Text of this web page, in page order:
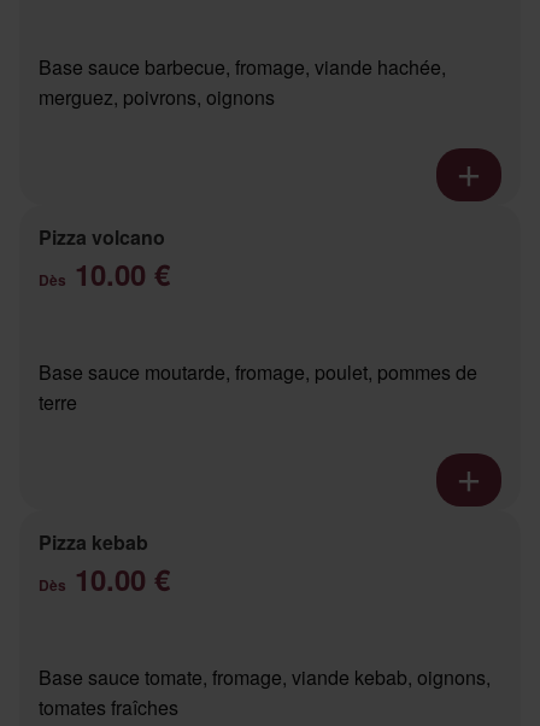
Base sauce barbecue, fromage, viande hachée,
merguez, poivrons, oignons
Pizza volcano
Dès 10.00 €
Base sauce moutarde, fromage, poulet, pommes de
terre
Pizza kebab
Dès 10.00 €
Base sauce tomate, fromage, viande kebab, oignons,
tomates fraîches